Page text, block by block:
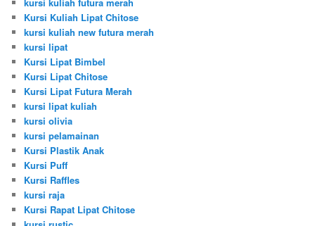
Kursi Kuliah Lipat Chitose
kursi kuliah new futura merah
kursi lipat
Kursi Lipat Bimbel
Kursi Lipat Chitose
Kursi Lipat Futura Merah
kursi lipat kuliah
kursi olivia
kursi pelamainan
Kursi Plastik Anak
Kursi Puff
Kursi Raffles
kursi raja
Kursi Rapat Lipat Chitose